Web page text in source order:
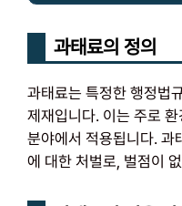
과태료의 정의
과태료는 특정한 행정법
제재입니다. 이는 주로
분야에서 적용됩니다. 과
에 대한 처벌로, 벌점이